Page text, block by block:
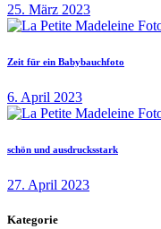
25. März 2023
Zeit für ein Babybauchfoto
6. April 2023
schön und ausdrucksstark
27. April 2023
Kategorie